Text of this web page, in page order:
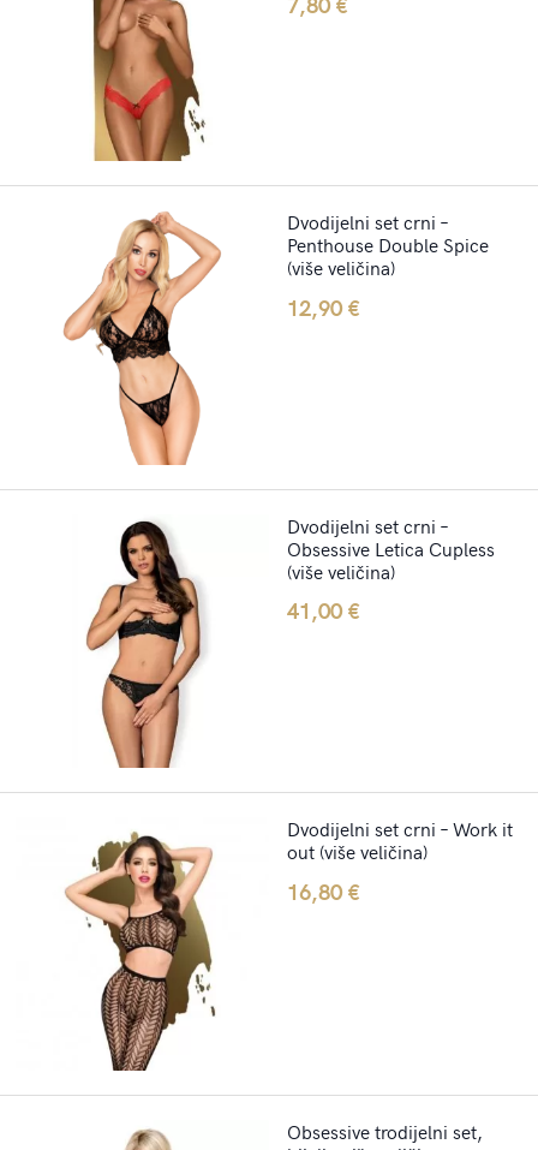
Dvodijelni set crni –
Penthouse Double Spice
(više veličina)
12,90€
Dvodijelni set crni –
Obsessive Letica Cupless
(više veličina)
41,00€
Dvodijelni set crni – Work it
out (više veličina)
16,80€
Obsessive trodijelni set,